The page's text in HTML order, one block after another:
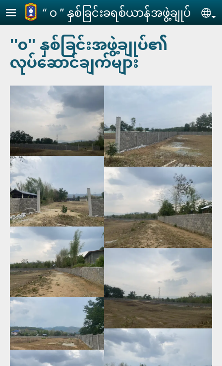
Skip to main content
‘‘ ဝ ’’ နှစ်ခြင်းခရစ်ယာန်အဖွဲ့ချုပ်
''၀'' နှစ်ခြင်းအဖွဲ့ချုပ်၏
လုပ်ဆောင်ချက်များ